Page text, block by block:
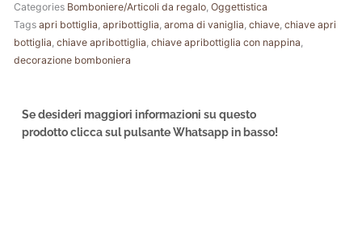
Categories Bomboniere/Articoli da regalo, Oggettistica
Tags apri bottiglia, apribottiglia, aroma di vaniglia, chiave, chiave apri
bottiglia, chiave apribottiglia, chiave apribottiglia con nappina,
decorazione bomboniera
Se desideri maggiori informazioni su questo
prodotto clicca sul pulsante Whatsapp in basso!